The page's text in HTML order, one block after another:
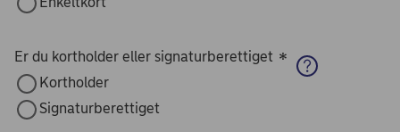
Er du kortholder eller signaturberettiget *
Kortholder
Signaturberettiget